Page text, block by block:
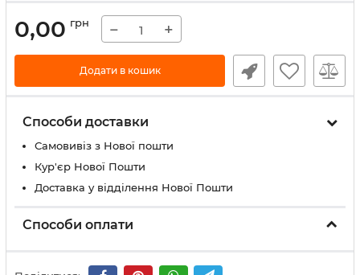
0,00 грн − +
Додати в кошик
Способи доставки
Самовивіз з Нової пошти
Кур'єр Нової Пошти
Доставка у відділення Нової Пошти
Способи оплати